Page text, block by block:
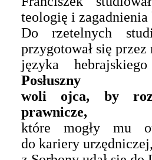
teologię i
Do rzetelnych
przygotował się przez
języka
Posłuszny
woli ojca, by
prawnicze,
które mogły mu
do kariery